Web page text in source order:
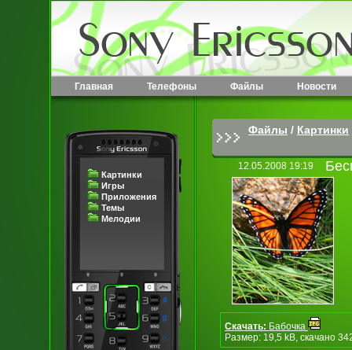
Главная Телефоны Файлы Новости
Картинки
Игры
Приложения
Темы
Мелодии
Файлы / Картинки
12.05.2008 19:19
Скачать: Бабочка
Размер: 19,5 kB, скачано